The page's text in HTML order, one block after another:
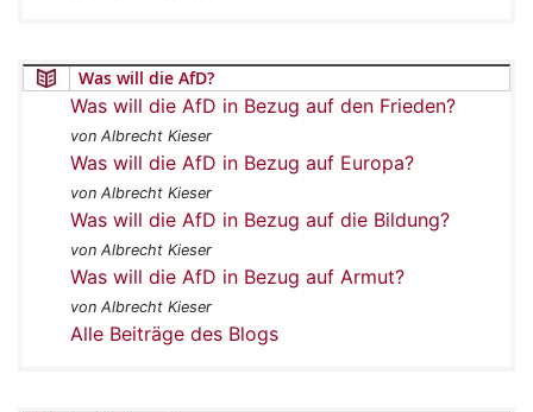
Was will die AfD?
Was will die AfD in Bezug auf den Frieden?
von Albrecht Kieser
Was will die AfD in Bezug auf Europa?
von Albrecht Kieser
Was will die AfD in Bezug auf die Bildung?
von Albrecht Kieser
Was will die AfD in Bezug auf Armut?
von Albrecht Kieser
Alle Beiträge des Blogs